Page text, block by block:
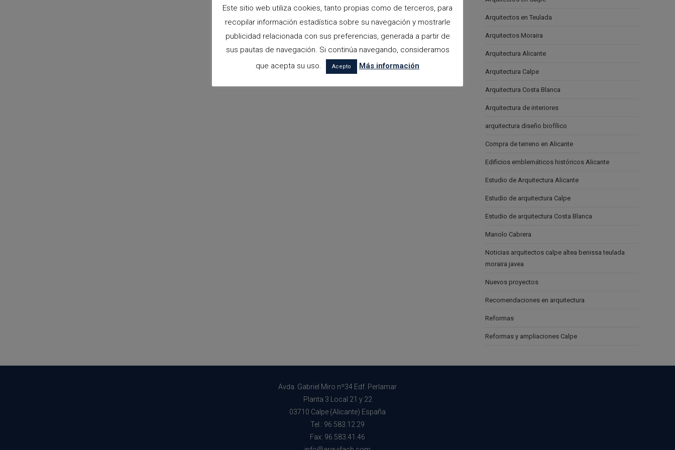
Arquitectos en Teulada
Arquitectos Moraira
Arquitectura Alicante
Arquitectura Calpe
Arquitectura Costa Blanca
Arquitectura de interiores
arquitectura diseño biofílico
Compra de terreno en Alicante
Edificios emblemáticos históricos Alicante
Estudio de Arquitectura Alicante
Estudio de arquitectura Calpe
Estudio de arquitectura Costa Blanca
Manolo Cabrera
Noticias arquitectos calpe altea benissa teulada
moraira javea
Nuevos proyectos
Recomendaciones en arquitectura
Reformas
Reformas y ampliaciones Calpe
Avda. Gabriel Miro nº34 Edf. Perlamar
Planta 3 Local 21 y 22
03710 Calpe (Alicante) España
Tel.: 96.583.12.29
Fax: 96.583.41.46
Este sitio web utiliza cookies, tanto propias como de terceros, para
recopilar información estadística sobre su navegación y mostrarle
publicidad relacionada con sus preferencias, generada a partir de
sus pautas de navegación. Si continúa navegando, consideramos
que acepta su uso.
Acepto Más información